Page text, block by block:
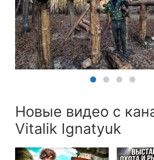
Новые видео с
Vitalik Ignatyuk